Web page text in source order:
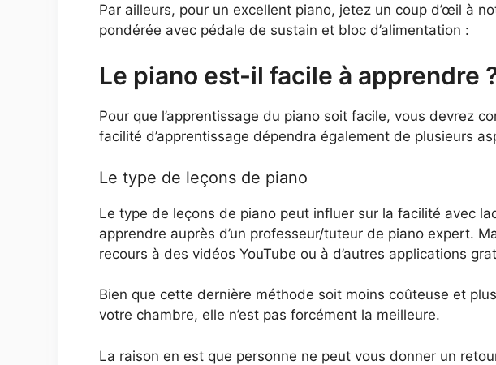
Par ailleurs, pour un excellent piano, jetez un coup d’œil à
pondérée avec pédale de sustain et bloc d’alimentation :
Le piano est-il facile à apprendre
Pour que l’apprentissage du piano soit facile, vous devrez
facilité d’apprentissage dépendra également de plusieurs
Le type de leçons de piano
Le type de leçons de piano peut influer sur la facilité avec
apprendre auprès d’un professeur/tuteur de piano expert.
recours à des vidéos YouTube ou à d’autres applications
Bien que cette dernière méthode soit moins coûteuse et
votre chambre, elle n’est pas forcément la meilleure.
La raison en est que personne ne peut vous donner un